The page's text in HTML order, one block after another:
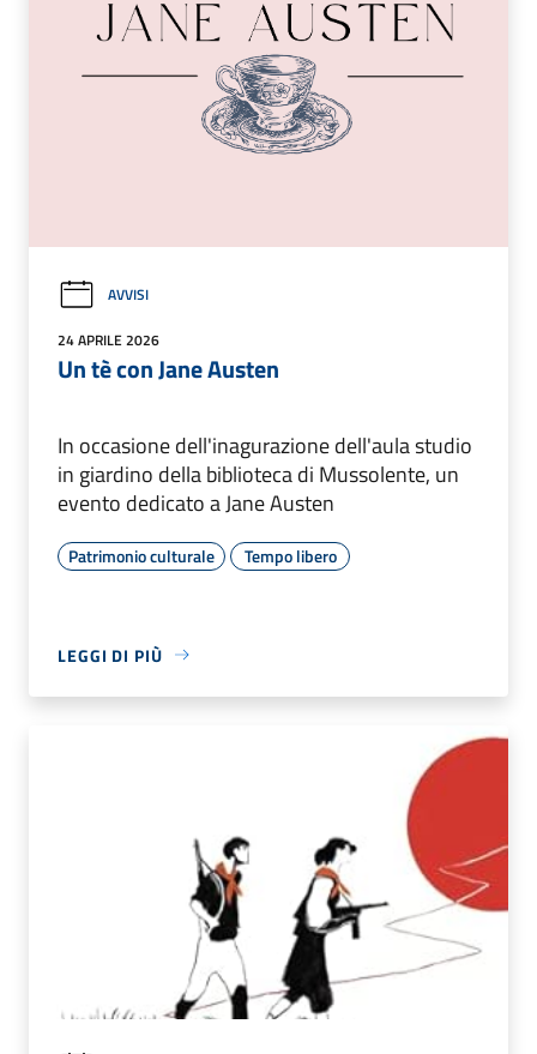
AVVISI
24 APRILE 2026
Un tè con Jane Austen
In occasione dell'inagurazione dell'aula studio
in giardino della biblioteca di Mussolente, un
evento dedicato a Jane Austen
Patrimonio culturale Tempo libero
LEGGI DI PIÙ